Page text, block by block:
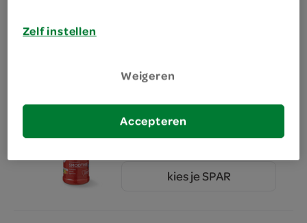
Spar Aardbei Banaan smootie
250 Milliliter
kies je SPAR
Zelf instellen
Weigeren
Accepteren